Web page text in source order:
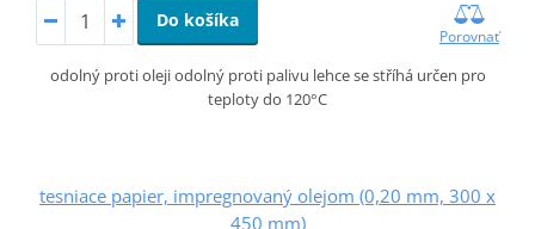
Do košíka
Porovnať
odolný proti oleji odolný proti palivu lehce se stříhá určen pro
teploty do 120°C
tesniace papier, impregnovaný olejom (0,20 mm, 300 x
450 mm)